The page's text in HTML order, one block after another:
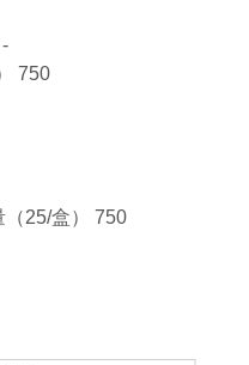
750
（25/盒） 750